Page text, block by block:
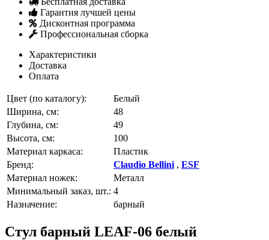
Гарантия лучшей цены
Дисконтная программа
Профессиональная сборка
Характеристики
Доставка
Оплата
Цвет (по каталогу):
Белый
Ширина, см:
48
Глубина, см:
49
Высота, см:
100
Материал каркаса:
Пластик
Бренд:
Claudio Bellini , ESF
Материал ножек:
Металл
Минимальный заказ, шт.: 4
Назначение:
барный
Стул барный LEAF-06 белый